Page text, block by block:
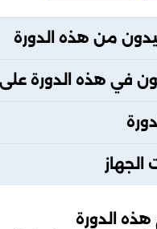
من هذه الدورة
في هذه الدورة على
الجهاز
الدورة